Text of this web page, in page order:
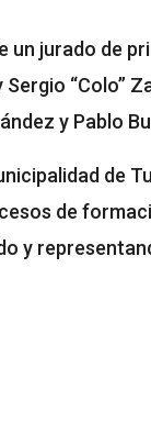
jurado de
“Colo”
y Pablo
de
de
y